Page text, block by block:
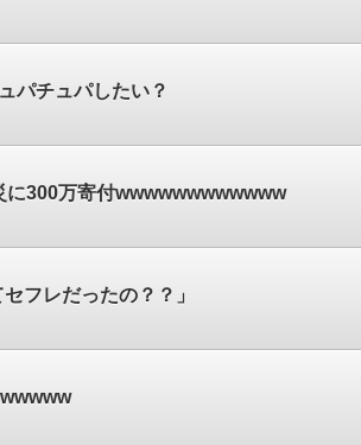
パチュパしたい？
に300万寄付wwwwwwwwwwww
フレだったの？？」